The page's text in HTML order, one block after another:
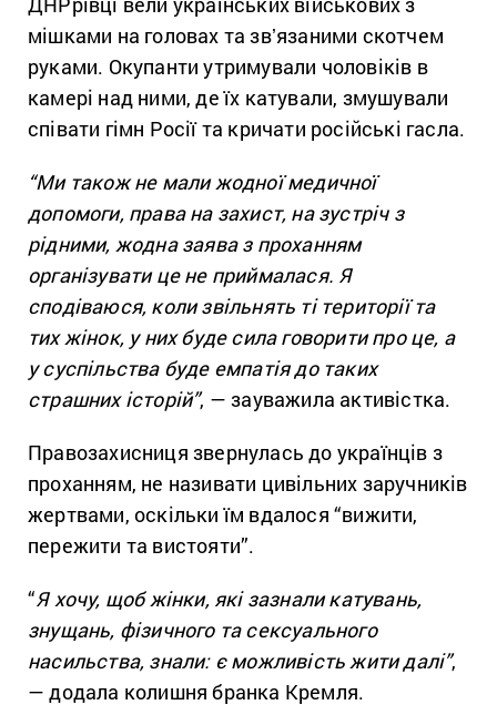
мішками на головах та звʼязаними скотчем
руками. Окупанти утримували чоловіків в
камері над ними, де їх катували, змушували
співати гімн Росії та кричати російські гасла.
“Ми також не мали жодної медичної
допомоги, права на захист, на зустріч з
рідними, жодна заява з проханням
організувати це не приймалася. Я
сподіваюся, коли звільнять ті території та
тих жінок, у них буде сила говорити про це, а
у суспільства буде емпатія до таких
страшних історій”, — зауважила активістка.
Правозахисниця звернулась до українців з
проханням, не називати цивільних заручників
жертвами, оскільки їм вдалося “вижити,
пережити та вистояти”.
“Я хочу, щоб жінки, які зазнали катувань,
знущань, фізичногота сексуального
насильства, знали: є можливість жити далі”,
— додала колишня бранка Кремля.